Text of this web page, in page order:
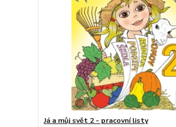
Já a můj svět 2 - pracovní listy